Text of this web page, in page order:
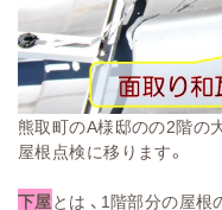
熊取町のA様邸のの2階の
屋根点検に移ります。
下屋とは 、1階部分の屋根